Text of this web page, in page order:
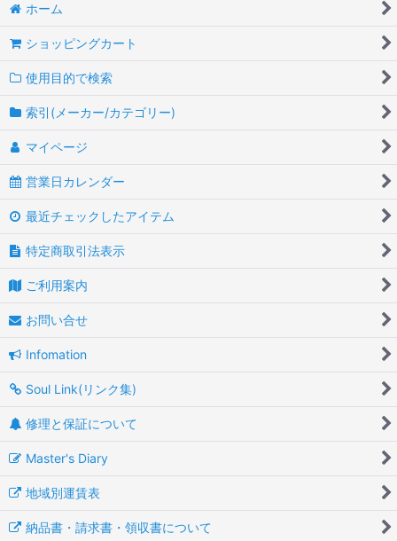
ホーム
ショッピングカート
使用目的で検索
索引(メーカー/カテゴリー)
マイページ
営業日カレンダー
最近チェックしたアイテム
特定商取引法表示
ご利用案内
お問い合せ
Infomation
Soul Link(リンク集)
修理と保証について
Master's Diary
地域別運賃表
納品書・請求書・領収書について